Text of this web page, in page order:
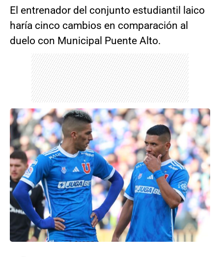
El entrenador del conjunto estudiantil laico
haría cinco cambios en comparación al
duelo con Municipal Puente Alto.